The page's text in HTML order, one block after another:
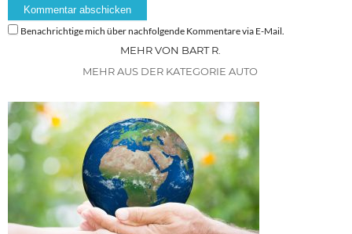
Benachrichtige mich über nachfolgende Kommentare via E-Mail.
MEHR VON BART R.
MEHR AUS DER KATEGORIE AUTO